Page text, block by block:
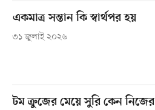
একমাত্র সন্তান কি স্বার্থপর হয়
৩১ জুলাই ২০২৬
টম ক্রুজের মেয়ে সুরি কেন নিজের